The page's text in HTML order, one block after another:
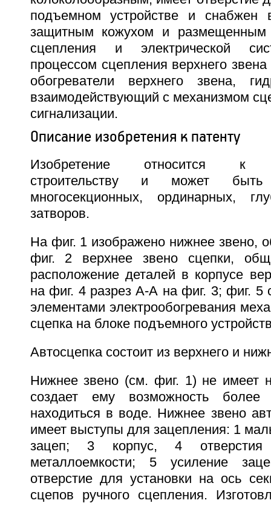
подъемном устройстве и снабжен
защитным кожухом и
сцепления и электрической
процессом сцепления верхнего
обогреватели верхнего звена,
взаимодействующий с механизмом
сигнализации.
Описание изобретения к патенту
Изобретение относится к
строительству и может
многосекционных, ординарных,
затворов.
На фиг. 1 изображено нижнее звено,
фиг. 2 верхнее звено сцепки,
расположение деталей в корпусе
на фиг. 4 разрез А-А на фиг. 3; фиг. 5
элементами электрообогревания
сцепка на блоке подъемного
Автосцепка состоит из верхнего и
Нижнее звено (см. фиг. 1) не имеет
создает ему возможность более
находиться в воде. Нижнее звено
имеет выступы для зацепления: 1
зацеп; 3 корпус, 4
металлоемкости; 5 усиление
отверстие для установки на ось
сцепов ручного сцепления.